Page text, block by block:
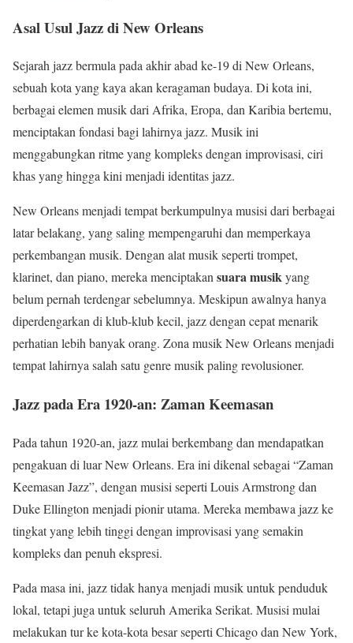
Asal Usul Jazz di New Orleans
Sejarah jazz bermula pada akhir abad ke-19 di New Orleans,
sebuah kota yang kaya akan keragaman budaya. Di kota ini,
berbagai elemen musik dari Afrika, Eropa, dan Karibia bertemu,
menciptakan fondasi bagi lahirnya jazz. Musik ini
menggabungkan ritme yang kompleks dengan improvisasi, ciri
khas yang hingga kini menjadi identitas jazz.
New Orleans menjadi tempat berkumpulnya musisi dari berbagai
latar belakang, yang saling mempengaruhi dan memperkaya
perkembangan musik. Dengan alat musik seperti trompet,
klarinet, dan piano, mereka menciptakansuara musikyang
belum pernah terdengar sebelumnya. Meskipun awalnya hanya
diperdengarkan di klub-klub kecil, jazz dengan cepat menarik
perhatian lebih banyak orang. Zona musik New Orleans menjadi
tempat lahirnya salah satu genre musik paling revolusioner.
Jazz pada Era 1920-an: Zaman Keemasan
Pada tahun 1920-an, jazz mulai berkembang dan mendapatkan
pengakuan di luar New Orleans. Era ini dikenal sebagai “Zaman
Keemasan Jazz”, dengan musisi seperti Louis Armstrong dan
Duke Ellington menjadi pionir utama. Mereka membawa jazz ke
tingkat yang lebih tinggi dengan improvisasi yang semakin
kompleks dan penuh ekspresi.
Pada masa ini, jazz tidak hanya menjadi musik untuk penduduk
lokal, tetapi juga untuk seluruh Amerika Serikat. Musisi mulai
melakukan tur ke kota-kota besar seperti Chicago dan New York,